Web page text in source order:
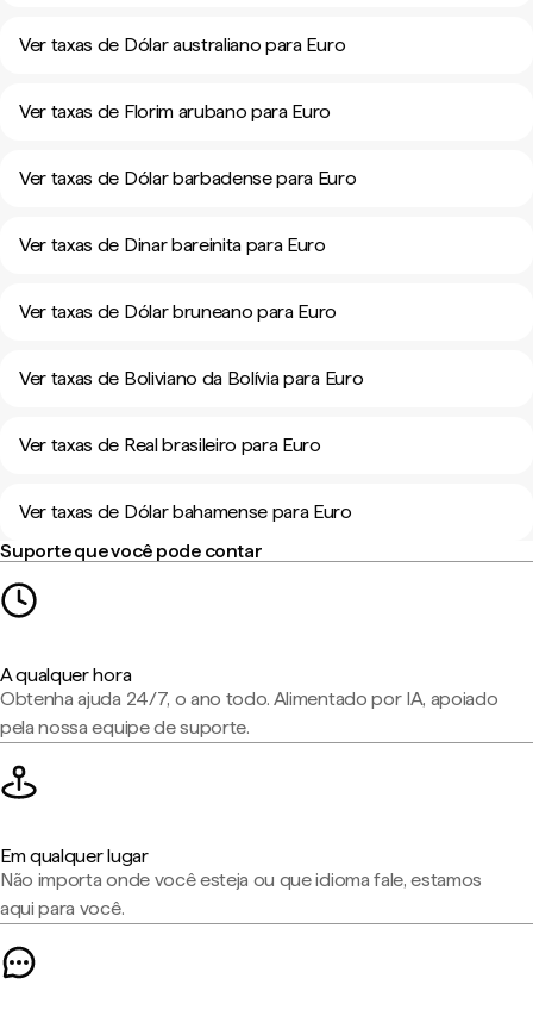
Ver taxas de Dólar australiano para Euro
Ver taxas de Florim arubano para Euro
Ver taxas de Dólar barbadense para Euro
Ver taxas de Dinar bareinita para Euro
Ver taxas de Dólar bruneano para Euro
Ver taxas de Boliviano da Bolívia para Euro
Ver taxas de Real brasileiro para Euro
Ver taxas de Dólar bahamense para Euro
Suporte que você pode contar
A qualquer hora
Obtenha ajuda 24/7, o ano todo. Alimentado por IA, apoiado
pela nossa equipe de suporte.
Em qualquer lugar
Não importa onde você esteja ou que idioma fale, estamos
aqui para você.